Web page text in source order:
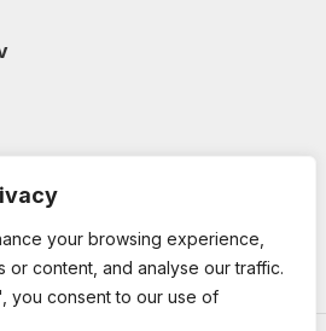
your browsing experience,
or content, and analyse our traffic.
you consent to our use of